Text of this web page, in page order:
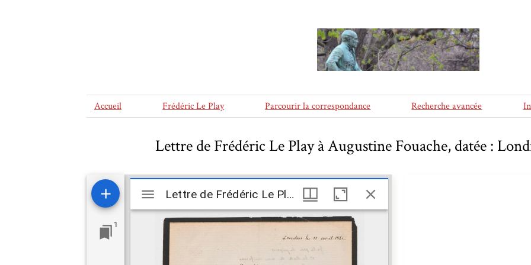
Accueil Frédéric Le Play Parcourir la correspondance Recherche avancée
Lettre de Frédéric Le Play à Augustine Fouache, datée :
1
Mirador
viewer
Lettre de Frédéric Le Play à Augustine Fouache, datée : Londres le 11 avril 1862